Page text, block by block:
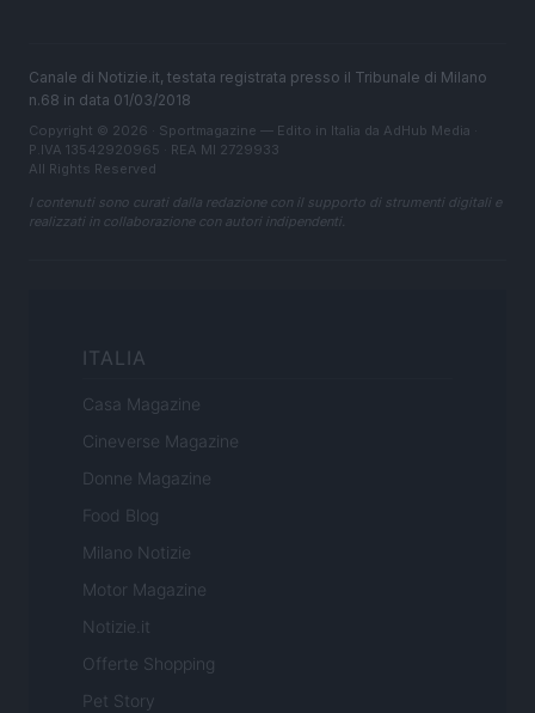
Canale di Notizie.it, testata registrata presso il Tribunale di Milano
n.68 in data 01/03/2018
Copyright © 2026 · Sportmagazine — Edito in Italia da AdHub Media
P.IVA 13542920965 · REA MI 2729933
All Rights Reserved
I contenuti sono curati dalla redazione con il supporto di strumenti digitali e
realizzati in collaborazione con autori indipendenti.
ITALIA
Casa Magazine
Cineverse Magazine
Donne Magazine
Food Blog
Milano Notizie
Motor Magazine
Notizie.it
Offerte Shopping
Pet Story